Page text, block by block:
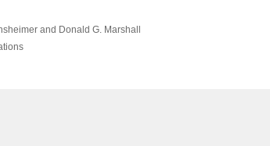
and Donald G. Marshall